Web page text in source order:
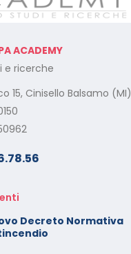
ACADEMY
e ricerche
15, Cinisello Balsamo (MI)
Decreto Normativa
2025
degli attestati di
è un diritto dei
Corsi
– Ottobre 2025
Corsi